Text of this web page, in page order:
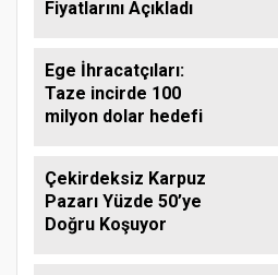
Fiyatlarını Açıkladı
Ege İhracatçıları:
Taze incirde 100
milyon dolar hedefi
Çekirdeksiz Karpuz
Pazarı Yüzde 50’ye
Doğru Koşuyor